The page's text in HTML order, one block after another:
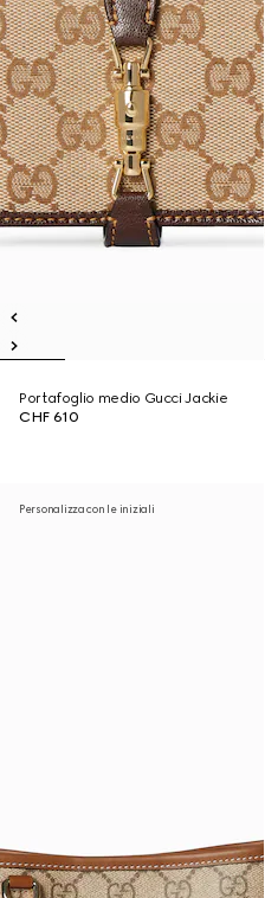
Portafoglio medio Gucci Jackie
CHF 610
Personalizza con le iniziali